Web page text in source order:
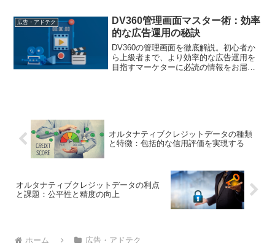
広告・アドテク
DV360管理画面マスター術：効率
的な広告運用の秘訣
DV360の管理画面を徹底解説。初心者か
ら上級者まで、より効率的な広告運用を
目指すマーケターに必読の情報をお届け
オルタナティブクレジットデータの種類
と特徴：包括的な信用評価を実現する
オルタナティブクレジットデータの利点
と課題：公平性と精度の向上
ホーム 広告・アドテク